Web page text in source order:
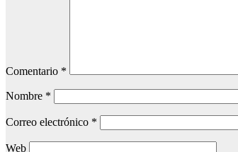
Comentario *
Nombre *
Correo electrónico *
Web